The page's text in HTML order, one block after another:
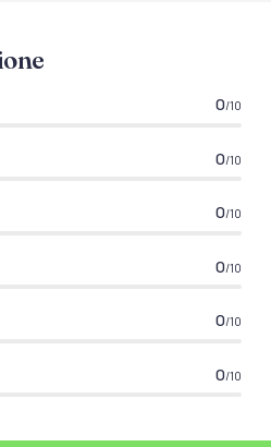
0/10
0/10
0/10
0/10
0/10
0/10